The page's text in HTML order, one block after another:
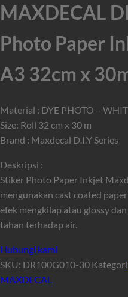
MAXDECAL
Photo Paper
A3 32cm x
Material : DYE PHOTO –
Size: Roll 32 cm x 30 m
Brand : Maxdecal D.I.Y Series
Deskripsi :
Stiker Photo Paper Inkjet
mengunakan cast coated
efek mengkilap atau glossy
tahan terhadap air.
Hubungi kami
SKU: DR100G010-30
MAXDECAL